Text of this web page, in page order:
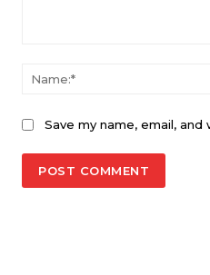
Save my name, email,